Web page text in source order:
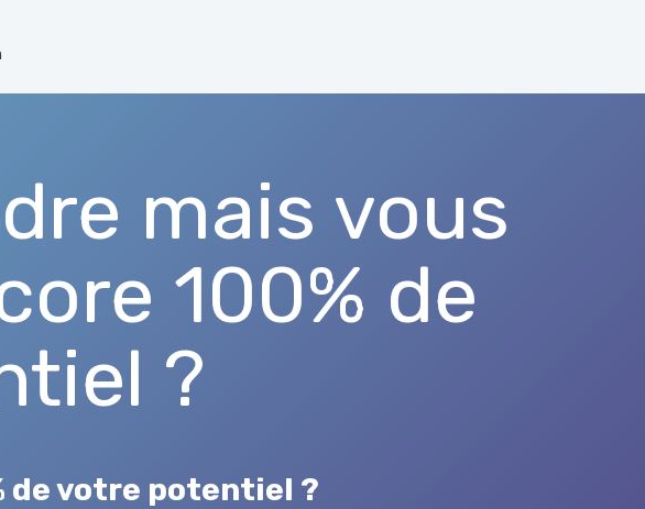
mais vous
100% de
?
de votre potentiel ?